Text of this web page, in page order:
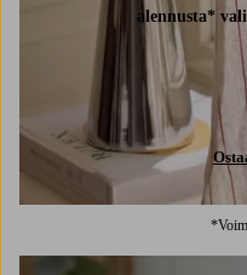
alennusta*